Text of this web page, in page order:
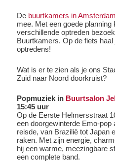
De buurtkamers in
mee. Met een goede
verschillende optreden
Buurtkamers. Op de fiets
optredens!
Wat is er te zien als je ons
Zuid naar Noord doorkruist?
Popmuziek in Buurtsalon
15:45 uur
Op de Eerste Helmersstraat
een doorgewinterde Emo-pop
reisde, van Brazilië tot Japan
raken. Met zijn energie,
hij een warme, meezingbare
een complete band.